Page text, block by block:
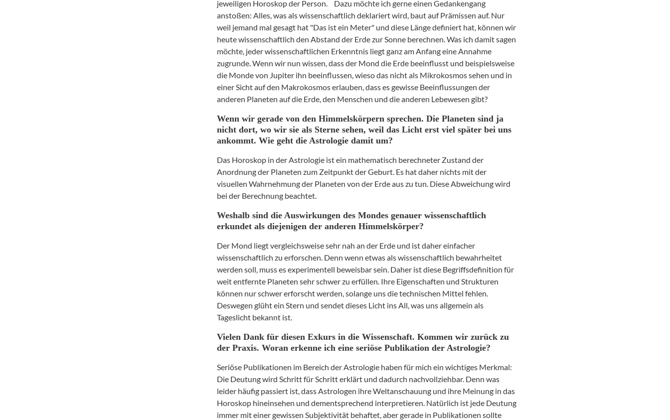
jeweiligen Horoskop der Person. Dazu möchte ich gerne einen Gedankengang
anstoßen: Alles, was als wissenschaftlich deklariert wird, baut auf Prämissen auf. Nur
weil jemand mal gesagt hat "Das ist ein Meter" und diese Länge definiert hat, können wir
heute wissenschaftlich den Abstand der Erde zur Sonne berechnen. Was ich damit sagen
möchte, jeder wissenschaftlichen Erkenntnis liegt ganz am Anfang eine Annahme
zugrunde. Wenn wir nun wissen, dass der Mond die Erde beeinflusst und beispielsweise
die Monde von Jupiter ihn beeinflussen, wieso das nicht als Mikrokosmos sehen und in
einer Sicht auf den Makrokosmos erlauben, dass es gewisse Beeinflussungen der
anderen Planeten auf die Erde, den Menschen und die anderen Lebewesen gibt?
Wenn wir gerade von den Himmelskörpern sprechen. Die Planeten sind ja
nicht dort, wo wir sie als Sterne sehen, weil das Licht erst viel später bei uns
ankommt. Wie geht die Astrologie damit um?
Das Horoskop in der Astrologie ist ein mathematisch berechneter Zustand der
Anordnung der Planeten zum Zeitpunkt der Geburt. Es hat daher nichts mit der
visuellen Wahrnehmung der Planeten von der Erde aus zu tun. Diese Abweichung wird
bei der Berechnung beachtet.
Weshalb sind die Auswirkungen des Mondes genauer wissenschaftlich
erkundet als diejenigen der anderen Himmelskörper?
Der Mond liegt vergleichsweise sehr nah an der Erde und ist daher einfacher
wissenschaftlich zu erforschen. Denn wenn etwas als wissenschaftlich bewahrheitet
werden soll, muss es experimentell beweisbar sein. Daher ist diese Begriffsdefinition für
weit entfernte Planeten sehr schwer zu erfüllen. Ihre Eigenschaften und Strukturen
können nur schwer erforscht werden, solange uns die technischen Mittel fehlen.
Deswegen glüht ein Stern und sendet dieses Licht ins All, was uns allgemein als
Tageslicht bekannt ist.
Vielen Dank für diesen Exkurs in die Wissenschaft. Kommen wir zurück zu
der Praxis. Woran erkenne ich eine seriöse Publikation der Astrologie?
Seriöse Publikationen im Bereich der Astrologie haben für mich ein wichtiges Merkmal:
Die Deutung wird Schritt für Schritt erklärt und dadurch nachvollziehbar. Denn was
leider häufig passiert ist, dass Astrologen ihre Weltanschauung und ihre Meinung in das
Horoskop hineinsehen und dementsprechend interpretieren. Natürlich ist jede Deutung
immer mit einer gewissen Subjektivität behaftet, aber gerade in Publikationen sollte